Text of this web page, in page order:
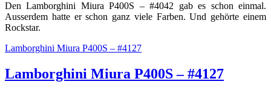
Den Lamborghini Miura P400S – #4042 gab es schon einmal.
Ausserdem hatte er schon ganz viele Farben. Und gehörte einem
Rockstar.
Lamborghini Miura P400S – #4127
Lamborghini Miura P400S – #4127